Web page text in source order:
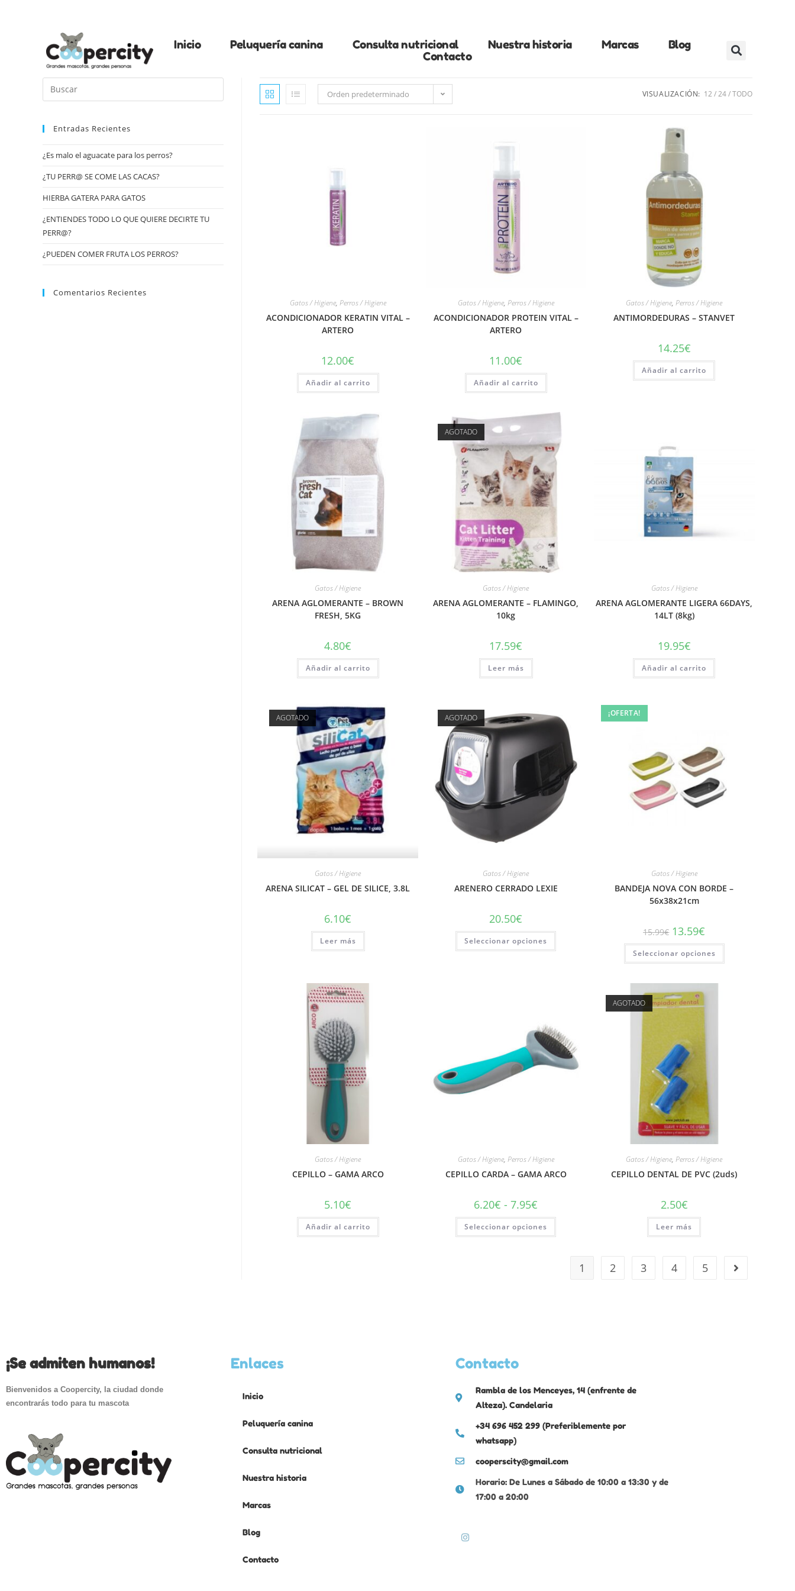
Inicio Peluquería canina Consulta nutricional Nuestra historia Marcas
Blog
Contacto
Orden predeterminado VISUALIZACIÓN: 12 24 TODO
Gatos / Higiene, Perros / Higiene
ACONDICIONADOR KERATIN VITAL –
ARTERO
12.00€
Añadir al carrito
Gatos / Higiene, Perros / Higiene
ACONDICIONADOR PROTEIN VITAL –
ARTERO
11.00€
Añadir al carrito
Gatos / Higiene,Perros / Higiene
ANTIMORDEDURAS – STANVET
14.25€
Añadir al carrito
Gatos / Higiene
ARENA AGLOMERANTE – BROWN
FRESH, 5KG
4.80€
Añadir al carrito
AGOTADO
Gatos / Higiene
ARENA AGLOMERANTE – FLAMINGO,
10kg
17.59€
Leer más
Gatos / Higiene
ARENA AGLOMERANTE LIGERA 66DAYS,
14LT (8kg)
19.95€
Añadir al carrito
AGOTADO
Gatos / Higiene
ARENA SILICAT – GEL DE SILICE, 3.8L
6.10€
Leer más
AGOTADO
Gatos / Higiene
ARENERO CERRADO LEXIE
20.50€
Seleccionar opciones
¡OFERTA!
Gatos / Higiene
BANDEJA NOVA CON BORDE –
56x38x21cm
15.99€ 13.59€
Seleccionar opciones
Gatos / Higiene
CEPILLO – GAMA ARCO
5.10€
Añadir al carrito
Gatos / Higiene, Perros / Higiene
CEPILLO CARDA – GAMA ARCO
6.20€ - 7.95€
Seleccionar opciones
AGOTADO
Gatos / Higiene,Perros / Higiene
CEPILLO DENTAL DE PVC (2uds)
2.50€
Leer más
1 2 3 4 5
Entradas Recientes
¿Es malo el aguacate para los perros?
¿TU PERR@ SE COME LAS CACAS?
HIERBA GATERA PARA GATOS
¿ENTIENDES TODO LO QUE QUIERE DECIRTE TU
PERR@?
¿PUEDEN COMER FRUTA LOS PERROS?
Comentarios Recientes
¡Se admiten humanos!
Bienvenidos a Coopercity, la ciudad donde
encontrarás todo para tu mascota
Enlaces
Inicio
Peluquería canina
Consulta nutricional
Nuestra historia
Marcas
Blog
Contacto
Contacto
Rambla de los Menceyes, 14 (enfrente de
Alteza). Candelaria
+34 696 452 299 (Preferiblemente por
whatsapp)
cooperscity@gmail.com
Horario: De Lunes a Sábado de 10:00 a 13:30 y de
17:00 a 20:00